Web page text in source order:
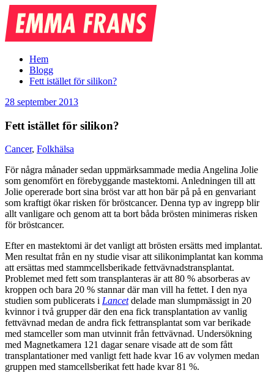
Emma
Frans
Hem
Blogg
Fett istället för silikon?
28 september 2013
Fett istället för silikon?
Cancer, Folkhälsa
För några månader sedan uppmärksammade media Angelina Jolie
som genomfört en förebyggande mastektomi. Anledningen till att
Jolie opererade bort sina bröst var att hon bär på på en genvariant
som kraftigt ökar risken för bröstcancer. Denna typ av ingrepp blir
allt vanligare och genom att ta bort båda brösten minimeras risken
för bröstcancer.
Efter en mastektomi är det vanligt att brösten ersätts med implantat.
Men resultat från en ny studie visar att silikonimplantat kan komma
att ersättas med stammcellsberikade fettvävnadstransplantat.
Problemet med fett som transplanteras är att 80 % absorberas av
kroppen och bara 20 % stannar där man vill ha fettet. I den nya
studien som publicerats i Lancetdelade man slumpmässigt in 20
kvinnor i två grupper där den ena fick transplantation av vanlig
fettvävnad medan de andra fick fettransplantat som var berikade
med stamceller som man utvinnit från fettvävnad. Undersökning
med Magnetkamera 121 dagar senare visade att de som fått
transplantationer med vanligt fett hade kvar 16 av volymen medan
gruppen med stamcellsberikat fett hade kvar 81 %.